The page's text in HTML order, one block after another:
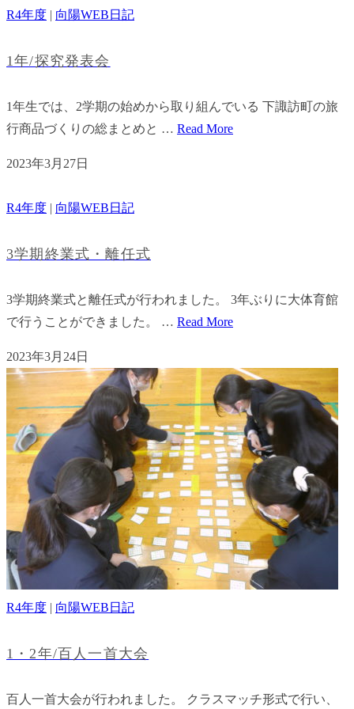
R4年度 | 向陽WEB日記
1年/探究発表会
1年生では、2学期の始めから取り組んでいる 下諏訪町の旅
行商品づくりの総まとめと … Read More
2023年3月27日
R4年度 | 向陽WEB日記
3学期終業式・離任式
3学期終業式と離任式が行われました。 3年ぶりに大体育館
で行うことができました。 … Read More
2023年3月24日
R4年度 | 向陽WEB日記
1・2年/百人一首大会
百人一首大会が行われました。 クラスマッチ形式で行い、